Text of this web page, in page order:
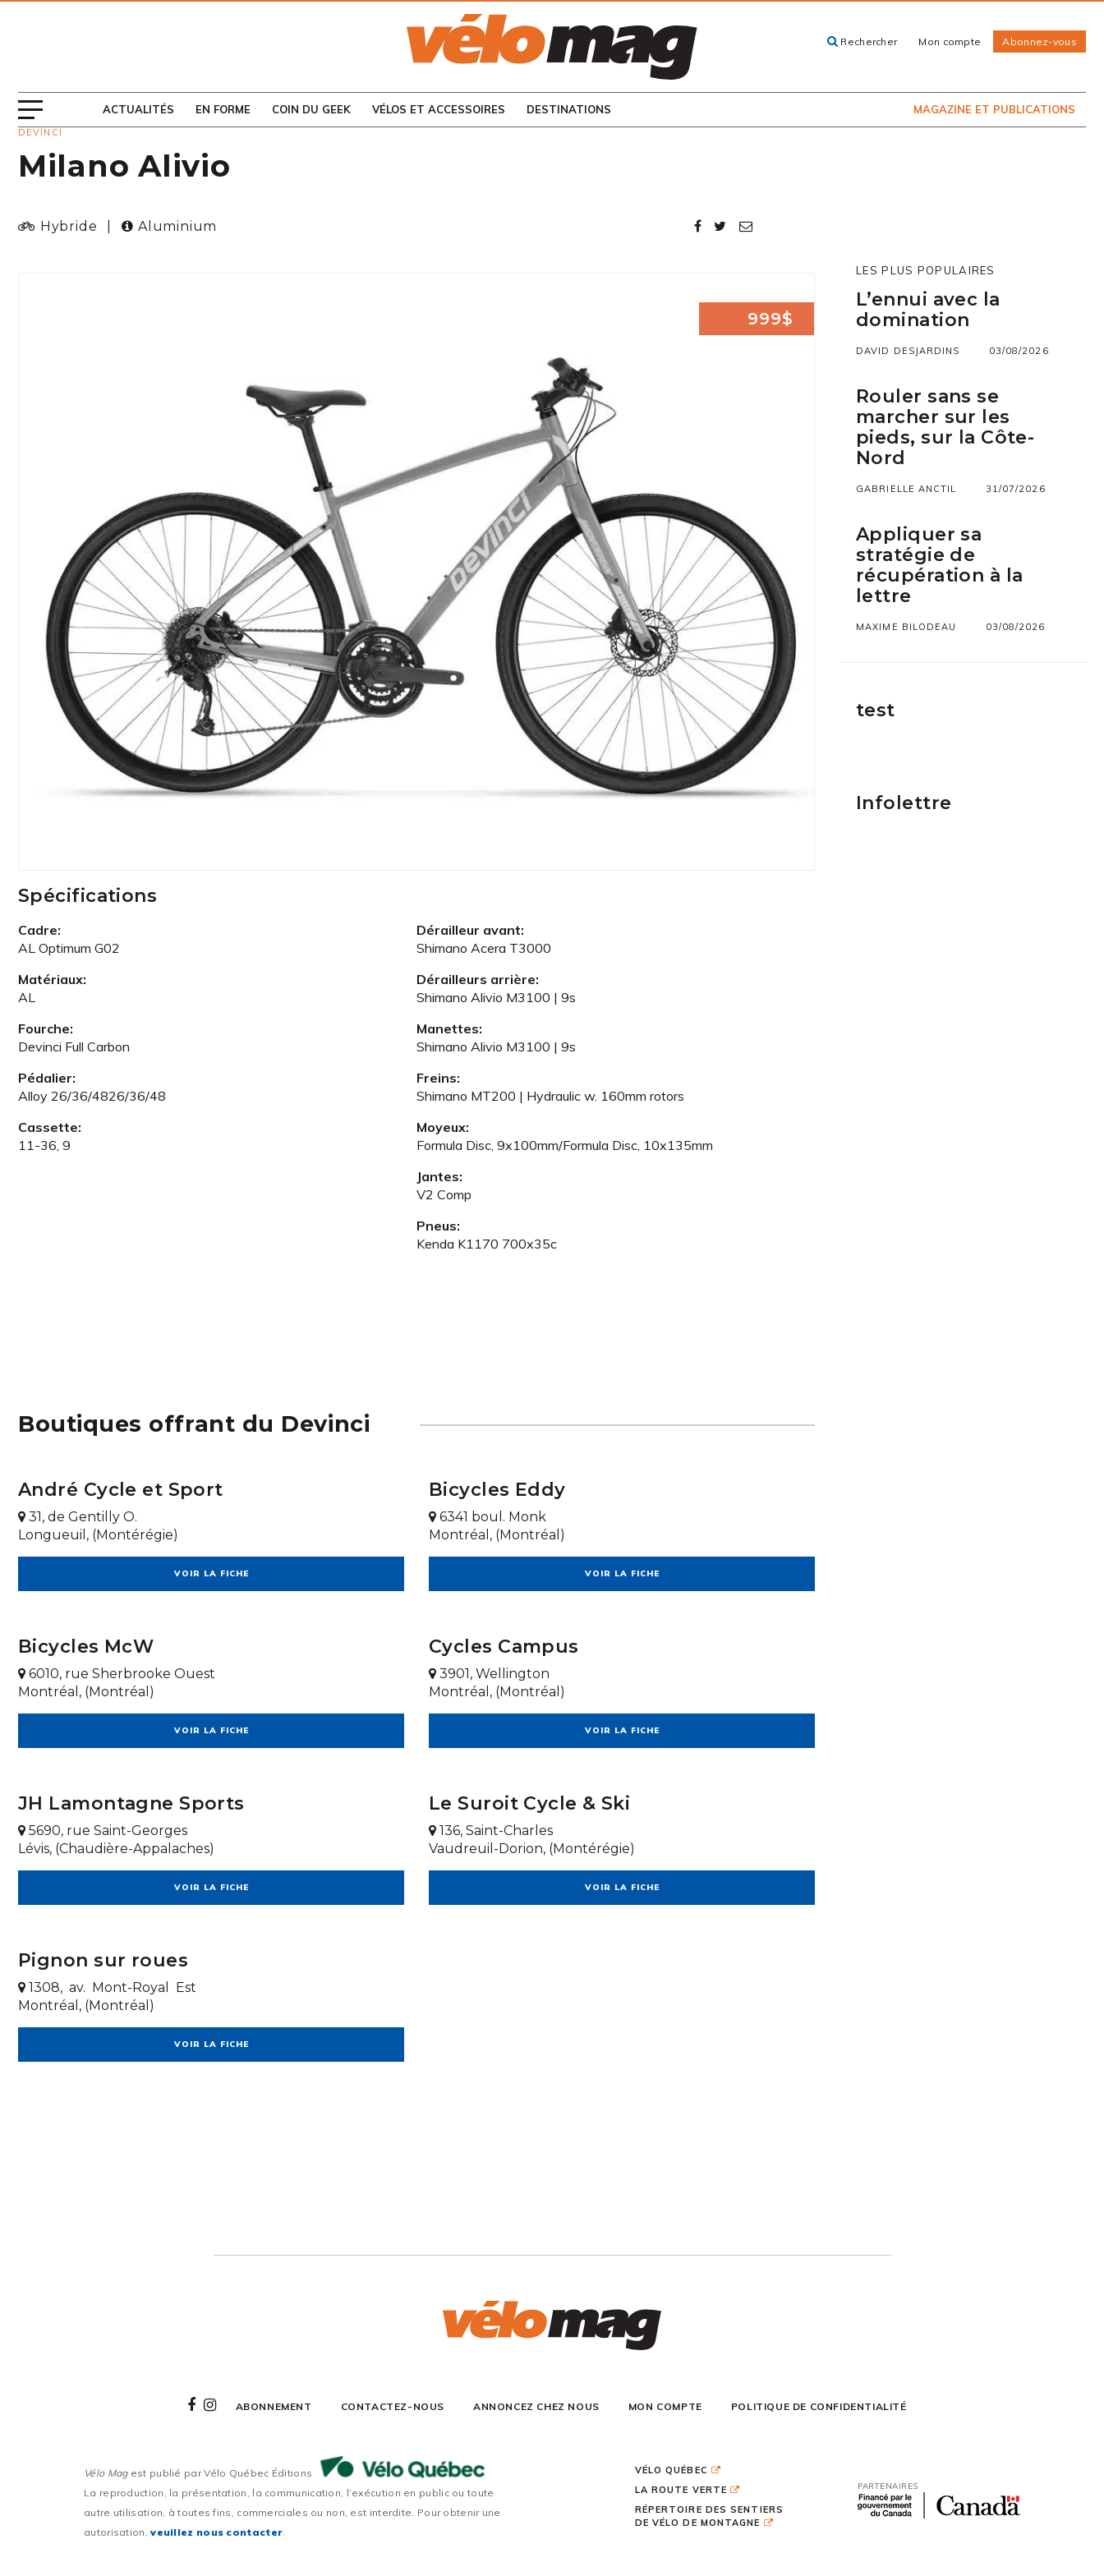
Rechercher Mon compte Abonnez-vous
ACTUALITÉS EN FORME COIN DU GEEK VÉLOS ET ACCESSOIRES DESTINATIONS MAGAZINE ET PUBLICATIONS
CONSULTEZ LES
EN KIOSQUE
DEVINCI
Milano Alivio
Hybride Aluminium
999$
Spécifications
Cadre:
AL Optimum G02
Matériaux:
AL
Fourche:
Devinci Full Carbon
Pédalier:
Alloy 26/36/4826/36/48
Cassette:
11-36, 9
Dérailleur avant:
Shimano Acera T3000
Dérailleurs arrière:
Shimano Alivio M3100 | 9s
Manettes:
Shimano Alivio M3100 | 9s
Freins:
Shimano MT200 | Hydraulic w. 160mm rotors
Moyeux:
Formula Disc, 9x100mm/Formula Disc, 10x135mm
Jantes:
V2 Comp
Pneus:
Kenda K1170 700x35c
Boutiques offrant du Devinci
André Cycle et Sport
31, de Gentilly O.
Longueuil, (Montérégie)
VOIR LA FICHE
Bicycles Eddy
6341 boul. Monk
Montréal, (Montréal)
VOIR LA FICHE
Bicycles McW
6010, rue Sherbrooke Ouest
Montréal, (Montréal)
VOIR LA FICHE
Cycles Campus
3901, Wellington
Montréal, (Montréal)
VOIR LA FICHE
JH Lamontagne Sports
5690, rue Saint-Georges
Lévis, (Chaudière-Appalaches)
VOIR LA FICHE
Le Suroit Cycle & Ski
136, Saint-Charles
Vaudreuil-Dorion, (Montérégie)
VOIR LA FICHE
Pignon sur roues
1308, av. Mont-Royal Est
Montréal, (Montréal)
VOIR LA FICHE
LES PLUS POPULAIRES
L’ennui avec la
domination
DAVID DESJARDINS 03/08/2026
Rouler sans se
marcher sur les
pieds, sur la Côte-
Nord
GABRIELLE ANCTIL 31/07/2026
Appliquer sa
stratégie de
récupération à la
lettre
MAXIME BILODEAU 03/08/2026
test
Infolettre
ABONNEMENT CONTACTEZ-NOUS ANNONCEZ CHEZ NOUS MON COMPTE POLITIQUE DE CONFIDENTIALITÉ
Vélo Magest publié par Vélo Québec Éditions
La reproduction, la présentation, la communication, l’exécution en public ou toute
autre utilisation, à toutes fins, commerciales ou non, est interdite. Pour obtenir une
autorisation,veuillez nous contacter.
VÉLO QUÉBEC
LA ROUTE VERTE
RÉPERTOIRE DES SENTIERS
DE VÉLO DE MONTAGNE
PARTENAIRES